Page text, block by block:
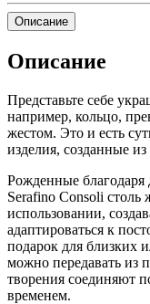
Описание
Описание
Представьте себе
например, кольцо,
жестом. Это и есть
изделия, созданные
Рожденные благодаря
Serafino Consoli
использовании,
адаптироваться к
подарок для близких
можно передавать из
творения соединяют
временем.